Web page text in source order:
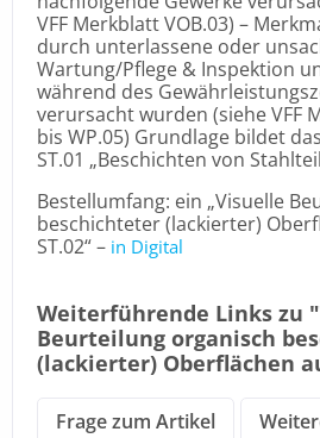
VFF Merkblatt VOB.03) –
durch unterlassene oder
Wartung/Pflege & Inspektion
während des
verursacht wurden (siehe VFF
bis WP.05) Grundlage bildet
ST.01 „Beschichten von
Bestellumfang: ein „Visuelle
beschichteter (lackierter)
ST.02“ – in Digital
Weiterführende Links zu
Beurteilung organisch
(lackierter) Oberflächen
Frage zum Artikel